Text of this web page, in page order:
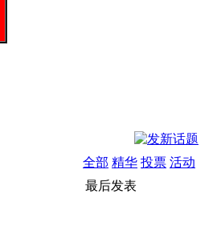
全部 精华 投票 活动
最后发表